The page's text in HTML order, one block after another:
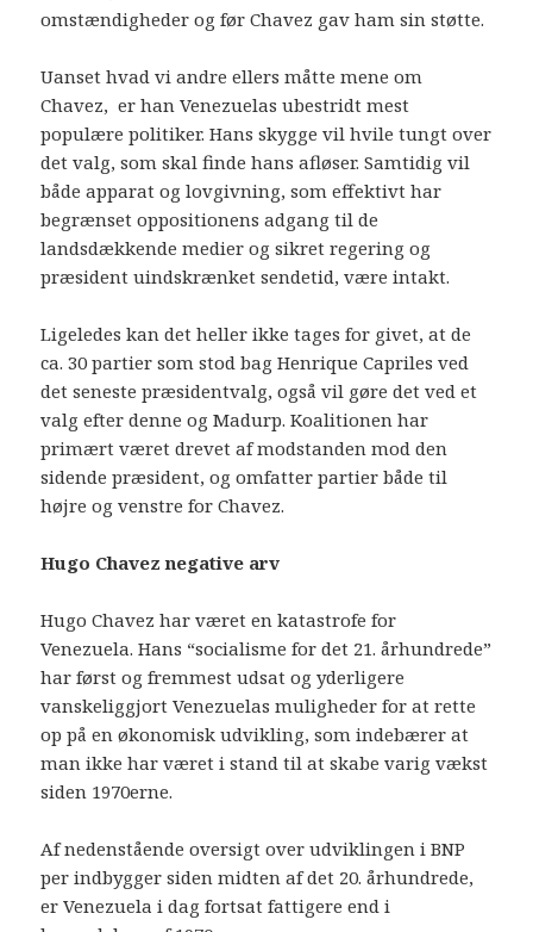
omstændigheder og før Chavez gav ham sin støtte.
Uanset hvad vi andre ellers måtte mene om
Chavez, er han Venezuelas ubestridt mest
populære politiker. Hans skygge vil hvile tungt over
det valg, som skal finde hans afløser. Samtidig vil
både apparat og lovgivning, som effektivt har
begrænset oppositionens adgang til de
landsdækkende medier og sikret regering og
præsident uindskrænket sendetid, være intakt.
Ligeledes kan det heller ikke tages for givet, at de
ca. 30 partier som stod bag Henrique Capriles ved
det seneste præsidentvalg, også vil gøre det ved et
valg efter denne og Madurp. Koalitionen har
primært været drevet af modstanden mod den
sidende præsident, og omfatter partier både til
højre og venstre for Chavez.
Hugo Chavez negative arv
Hugo Chavez har været en katastrofe for
Venezuela. Hans “socialisme for det 21. århundrede”
har først og fremmest udsat og yderligere
vanskeliggjort Venezuelas muligheder for at rette
op på en økonomisk udvikling, som indebærer at
man ikke har været i stand til at skabe varig vækst
siden 1970erne.
Af nedenstående oversigt over udviklingen i BNP
per indbygger siden midten af det 20. århundrede,
er Venezuela i dag fortsat fattigere end i